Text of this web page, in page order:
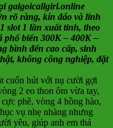
gaigoicallgirl.online
rõ ràng, kín đáo và linh
slot 1 lần xuất tinh, theo
phổ biến 300K – 400K –
bình đến cao cấp, sinh
không công nghiệp, đặt
cuốn hút với nụ cười gợi
2 eo thon ôm vừa tay,
phê, vòng 4 hồng hào,
vụ nhẹ nhàng nhưng
yêu, giúp anh em thả